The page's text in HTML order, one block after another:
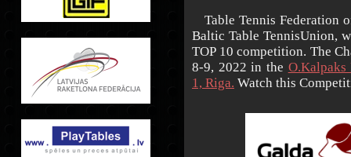
Table Tennis Federation
Baltic Table TennisUnion,
TOP 10 competition. The
8-9, 2022 in the
1, Riga. Watch this